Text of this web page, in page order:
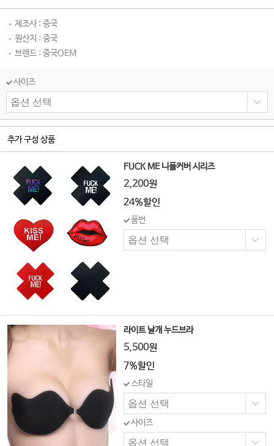
제조사 : 중국
원산지 : 중국
브랜드 : 중국OEM
사이즈
추가 구성 상품
FUCK ME 니플커버 시리즈
2,200원
24%할인
품번
라이트 날개 누드브라
5,500원
7%할인
스타일
사이즈